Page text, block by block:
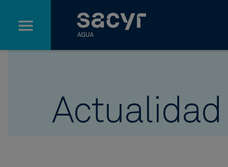
Actualidad